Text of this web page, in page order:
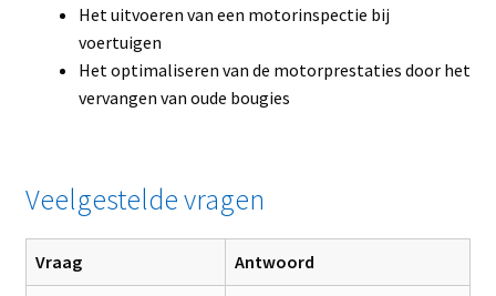
Het uitvoeren van een motorinspectie bij
voertuigen
Het optimaliseren van de motorprestaties door het
vervangen van oude bougies
Veelgestelde vragen
Vraag Antwoord